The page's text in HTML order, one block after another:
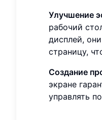
Улучшение
рабочий
дисплей,
страницу,
Создание
экране
управлять